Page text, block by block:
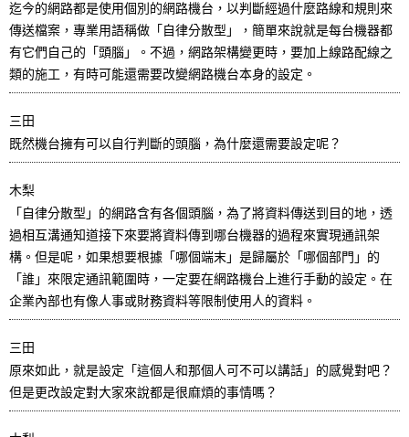
迄今的網路都是使用個別的網路機台，以判斷經過什麼路線和規則來
傳送檔案，專業用語稱做「自律分散型」，簡單來說就是每台機器都
有它們自己的「頭腦」。不過，網路架構變更時，要加上線路配線之
類的施工，有時可能還需要改變網路機台本身的設定。
三田
既然機台擁有可以自行判斷的頭腦，為什麼還需要設定呢？
木梨
「自律分散型」的網路含有各個頭腦，為了將資料傳送到目的地，透
過相互溝通知道接下來要將資料傳到哪台機器的過程來實現通訊架
構。但是呢，如果想要根據「哪個端末」是歸屬於「哪個部門」的
「誰」來限定通訊範圍時，一定要在網路機台上進行手動的設定。在
企業內部也有像人事或財務資料等限制使用人的資料。
三田
原來如此，就是設定「這個人和那個人可不可以講話」的感覺對吧？
但是更改設定對大家來說都是很麻煩的事情嗎？